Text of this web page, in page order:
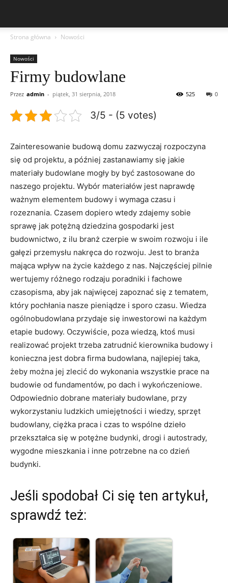
Strona główna Nowości
Nowości
Firmy budowlane
Przez admin - piątek, 31 sierpnia, 2018 0
525
3/5 - (5 votes)
Zainteresowanie budową domu zazwyczaj rozpoczyna
się od projektu, a później zastanawiamy się jakie
materiały budowlane mogły by być zastosowane do
naszego projektu. Wybór materiałów jest naprawdę
ważnym elementem budowy i wymaga czasu i
rozeznania. Czasem dopiero wtedy zdajemy sobie
sprawę jak potężną dziedzina gospodarki jest
budownictwo, z ilu branż czerpie w swoim rozwoju i ile
gałęzi przemysłu nakręca do rozwoju. Jest to branża
mająca wpływ na życie każdego z nas. Najczęściej pilnie
wertujemy różnego rodzaju poradniki i fachowe
czasopisma, aby jak najwięcej zapoznać się z tematem,
który pochłania nasze pieniądze i sporo czasu. Wiedza
ogólnobudowlana przydaje się inwestorowi na każdym
etapie budowy. Oczywiście, poza wiedzą, ktoś musi
realizować projekt trzeba zatrudnić kierownika budowy i
konieczna jest dobra firma budowlana, najlepiej taka,
żeby można jej zlecić do wykonania wszystkie prace na
budowie od fundamentów, po dach i wykończeniowe.
Odpowiednio dobrane materiały budowlane, przy
wykorzystaniu ludzkich umiejętności i wiedzy, sprzęt
budowlany, ciężka praca i czas to wspólne dzieło
przekształca się w potężne budynki, drogi i autostrady,
wygodne mieszkania i inne potrzebne na co dzień
budynki.
Jeśli spodobał Ci się ten artykuł,
sprawdź też: